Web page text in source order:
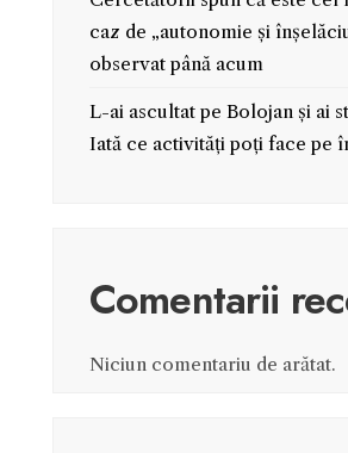
caz de „autonomie și
observat până acum
L-ai ascultat pe Bolojan și ai
Iată ce activități poți face pe
Comentarii
Niciun comentariu de arătat.